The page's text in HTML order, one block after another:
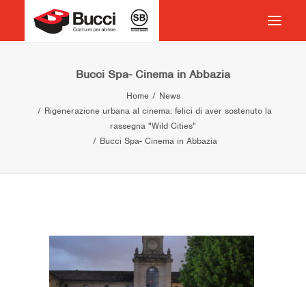
COSTRUIRE PER ABITARE
COSA FACCIAMO
VOCABOLARIO
Bucci Spa- Cinema in Abbazia
Home
News
Rigenerazione urbana al cinema: felici di aver sostenuto la
rassegna "Wild Cities"
Bucci Spa- Cinema in Abbazia